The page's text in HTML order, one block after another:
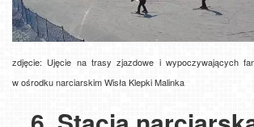
zdjęcie: Ujęcie na trasy zjazdowe i wypoczywających
w ośrodku narciarskim Wisła Klepki Malinka